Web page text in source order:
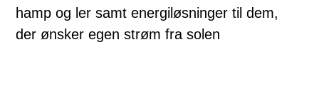
hamp og ler samt energiløsninger til dem,
der ønsker egen strøm fra solen